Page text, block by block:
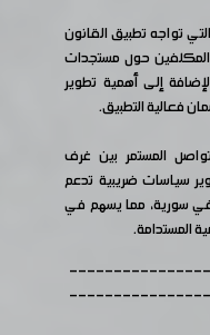
تواجه تطبيق القانون
المكلفين حول مستجدات
إلى أهمية تطوير
فعالية التطبيق.
المستمر بين غرف
سياسات ضريبية تدعم
في سورية، مما يسهم في
المستدامة.